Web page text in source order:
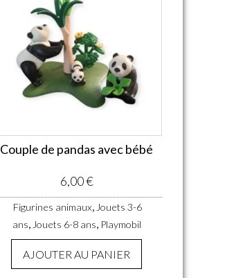
Couple de pandas avec bébé
6,00€
Figurines animaux, Jouets 3-6
ans, Jouets 6-8 ans, Playmobil
AJOUTER AU PANIER